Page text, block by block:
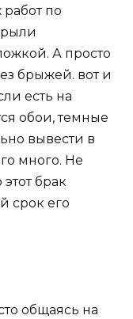
по
А просто
брыжей. вот и
есть на
обои, темные
вывести в
много. Не
брак
срок его
общаясь на